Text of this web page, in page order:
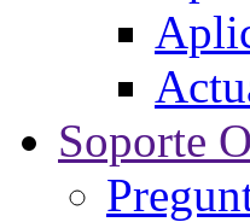
Soporte